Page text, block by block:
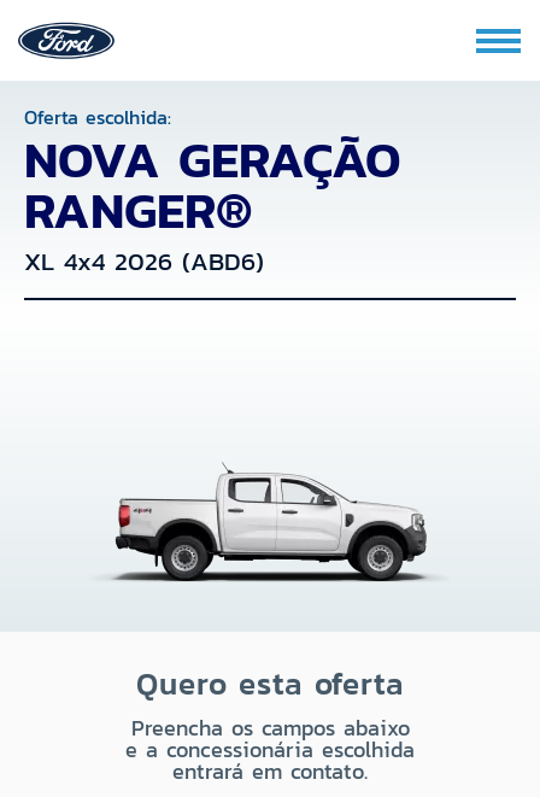
Oferta escolhida:
NOVA GERAÇÃO
RANGER®
XL 4x4 2026 (ABD6)
Quero esta oferta
Preencha os campos abaixo
e a concessionária escolhida
entrará em contato.